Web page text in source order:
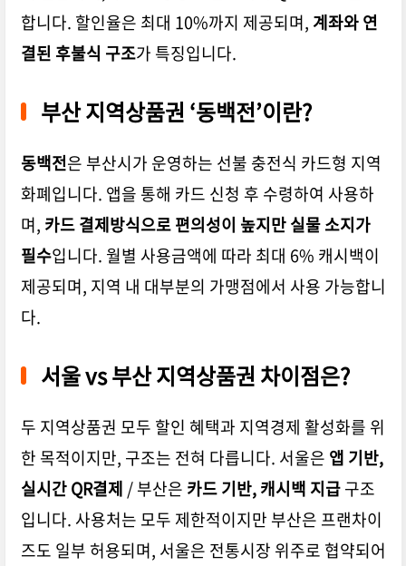
합니다. 할인율은 최대 10%까지 제공되며, 계좌와 연
결된 후불식 구조가 특징입니다.
부산 지역상품권 ‘동백전’이란?
동백전은 부산시가 운영하는 선불 충전식 카드형 지역
화폐입니다. 앱을 통해 카드 신청 후 수령하여 사용하
며, 카드 결제방식으로 편의성이 높지만 실물 소지가
필수입니다. 월별 사용금액에 따라 최대 6% 캐시백이
제공되며, 지역 내 대부분의 가맹점에서 사용 가능합니
다.
서울 vs 부산 지역상품권 차이점은?
두 지역상품권 모두 할인 혜택과 지역경제 활성화를 위
한 목적이지만, 구조는 전혀 다릅니다. 서울은 앱 기반,
실시간 QR결제 / 부산은 카드 기반, 캐시백 지급구조
입니다. 사용처는 모두 제한적이지만 부산은 프랜차이
즈도 일부 허용되며, 서울은 전통시장 위주로 협약되어